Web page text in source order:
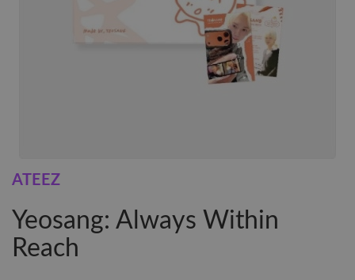
ATEEZ
Yeosang: Always Within
Reach